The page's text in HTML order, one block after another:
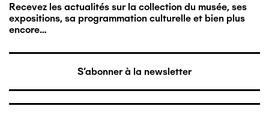
Recevez les actualités sur la collection du musée, ses
expositions, sa programmation culturelle et bien plus
encore…
S'abonner à la newsletter